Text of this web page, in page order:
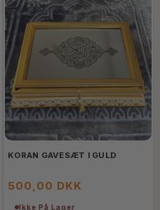
KORAN GAVESÆT I GULD
500,00 DKK
Ikke På Lager